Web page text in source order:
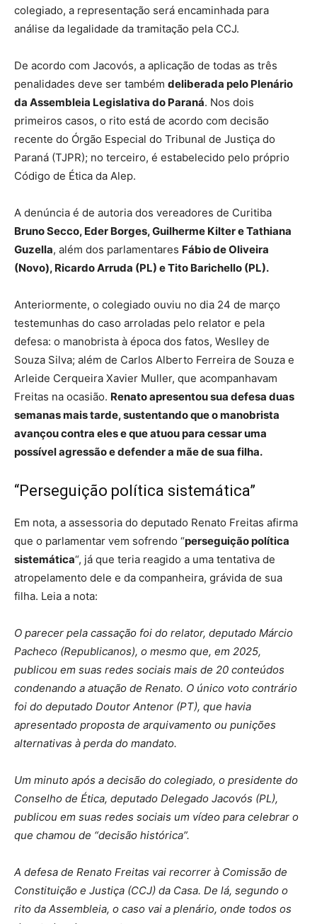
colegiado, a representação será encaminhada para
análise da legalidade da tramitação pela CCJ.
De acordo com Jacovós, a aplicação de todas as três
penalidades deve ser também deliberada pelo Plenário
da Assembleia Legislativa do Paraná. Nos dois
primeiros casos, o rito está de acordo com decisão
recente do Órgão Especial do Tribunal de Justiça do
Paraná (TJPR); no terceiro, é estabelecido pelo próprio
Código de Ética da Alep.
A denúncia é de autoria dos vereadores de Curitiba
Bruno Secco, Eder Borges, Guilherme Kilter e Tathiana
Guzella, além dos parlamentares Fábio de Oliveira
(Novo), Ricardo Arruda (PL) e Tito Barichello (PL).
Anteriormente, o colegiado ouviu no dia 24 de março
testemunhas do caso arroladas pelo relator e pela
defesa: o manobrista à época dos fatos, Weslley de
Souza Silva; além de Carlos Alberto Ferreira de Souza e
Arleide Cerqueira Xavier Muller, que acompanhavam
Freitas na ocasião. Renato apresentou sua defesa duas
semanas mais tarde, sustentando que o manobrista
avançou contra eles e que atuou para cessar uma
possível agressão e defender a mãe de sua filha.
“Perseguição política sistemática”
Em nota, a assessoria do deputado Renato Freitas afirma
que o parlamentar vem sofrendo “perseguição política
sistemática“, já que teria reagido a uma tentativa de
atropelamento dele e da companheira, grávida de sua
filha. Leia a nota:
O parecer pela cassação foi do relator, deputado Márcio
Pacheco (Republicanos), o mesmo que, em 2025,
publicou em suas redes sociais mais de 20 conteúdos
condenando a atuação de Renato. O único voto contrário
foi do deputado Doutor Antenor (PT), que havia
apresentado proposta de arquivamento ou punições
alternativas à perda do mandato.
Um minuto após a decisão do colegiado, o presidente do
Conselho de Ética, deputado Delegado Jacovós (PL),
publicou em suas redes sociais um vídeo para celebrar o
que chamou de “decisão histórica”.
A defesa de Renato Freitas vai recorrer à Comissão de
Constituição e Justiça (CCJ) da Casa. De lá, segundo o
rito da Assembleia, o caso vai a plenário, onde todos os